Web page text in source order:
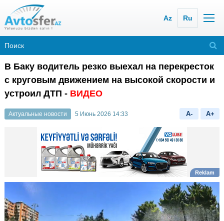
Az Ru
В Баку водитель резко выехал на перекресток
с круговым движением на высокой скорости и
устроил ДТП - ВИДЕО
Актуальные новости 5 Июнь 2026 14:33 A- A+